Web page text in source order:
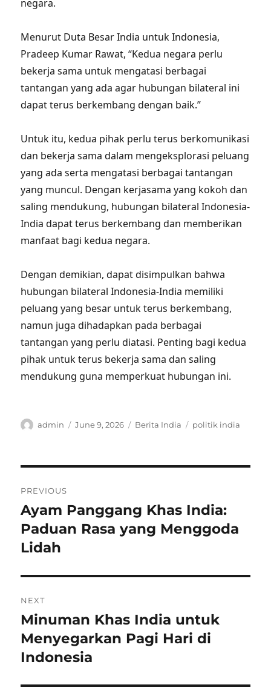
negara.
Menurut Duta Besar India untuk Indonesia,
Pradeep Kumar Rawat, “Kedua negara perlu
bekerja sama untuk mengatasi berbagai
tantangan yang ada agar hubungan bilateral ini
dapat terus berkembang dengan baik.”
Untuk itu, kedua pihak perlu terus berkomunikasi
dan bekerja sama dalam mengeksplorasi peluang
yang ada serta mengatasi berbagai tantangan
yang muncul. Dengan kerjasama yang kokoh dan
saling mendukung, hubungan bilateral Indonesia-
India dapat terus berkembang dan memberikan
manfaat bagi kedua negara.
Dengan demikian, dapat disimpulkan bahwa
hubungan bilateral Indonesia-India memiliki
peluang yang besar untuk terus berkembang,
namun juga dihadapkan pada berbagai
tantangan yang perlu diatasi. Penting bagi kedua
pihak untuk terus bekerja sama dan saling
mendukung guna memperkuat hubungan ini.
Author
admin
Posted
June 9, 2026 Categories
Berita India Tags
politik india
navigation
PREVIOUS
Previous
post:
Ayam Panggang Khas India:
Paduan Rasa yang Menggoda
Lidah
NEXT
Next
post:
Minuman Khas India untuk
Menyegarkan Pagi Hari di
Indonesia